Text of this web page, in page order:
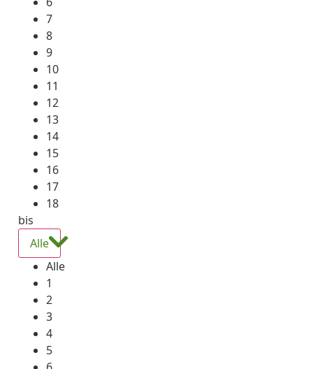
7
8
9
10
11
12
13
14
15
16
17
18
bis
Alle
Alle
1
2
3
4
5